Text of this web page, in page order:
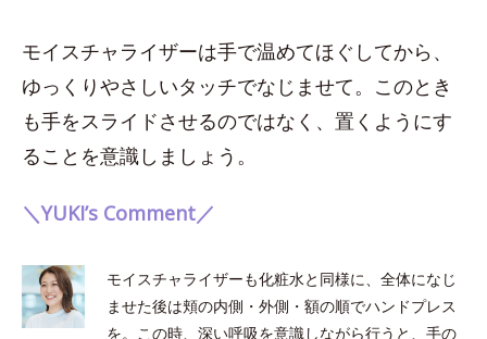
モイスチャライザーは手で温めてほぐしてから、
ゆっくりやさしいタッチでなじませて。このとき
も手をスライドさせるのではなく、置くようにす
ることを意識しましょう。
＼YUKI’s Comment／
モイスチャライザーも化粧水と同様に、全体になじ
ませた後は頬の内側・外側・額の順でハンドプレス
を。この時、深い呼吸を意識しながら行うと、手の